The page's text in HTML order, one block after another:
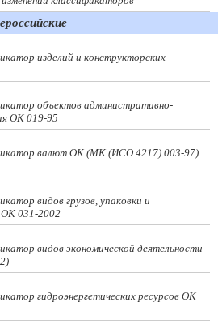
изделий и конструкторских
объектов административно-
ОК 019-95
валют ОК (МК (ИСО 4217) 003-97)
видов грузов, упаковки и
ОК 031-2002
видов экономической деятельности
гидроэнергетических ресурсов ОК